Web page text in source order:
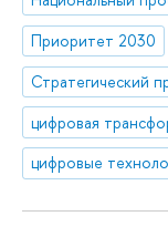
Приоритет 2030
цифровая
цифровые